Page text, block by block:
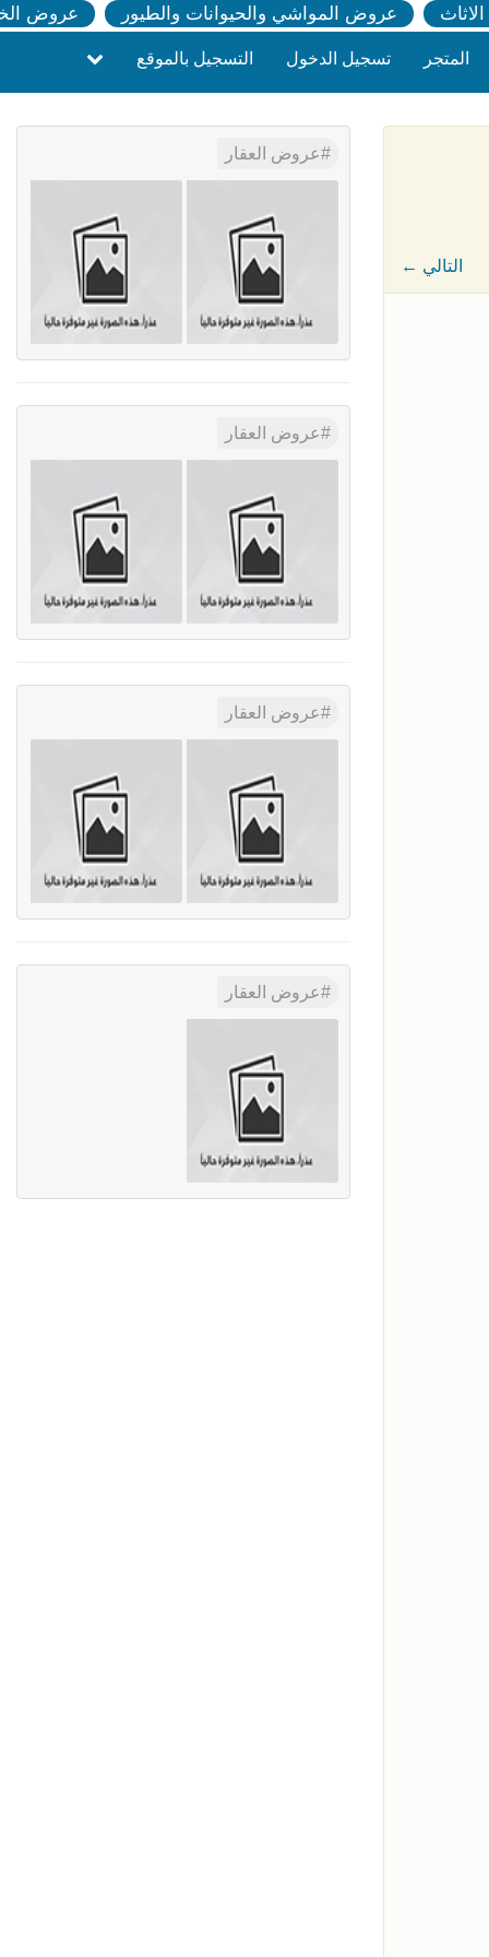
عروض المواشي والحيوانات والطيور عروض
المتجر تسجيل الدخول التسجيل بالموقع
← التالي
عروض العقار
عروض العقار
عروض العقار
عروض العقار